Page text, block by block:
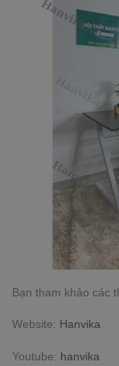
Bạn tham khảo các
Website: Hanvika
Youtube: hanvika